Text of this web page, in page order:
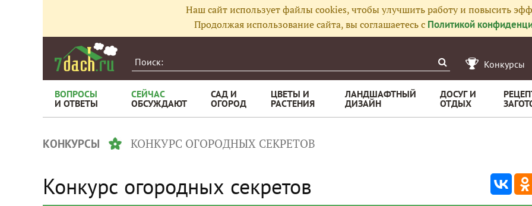
Наш сайт использует файлы cookies, чтобы улучшить работу и повысить
Продолжая использование сайта, вы соглашаетесь с Политикой
Конкурсы
ВОПРОСЫ
И ОТВЕТЫ
СЕЙЧАС
ОБСУЖДАЮТ
САД И
ОГОРОД
ЦВЕТЫ И
РАСТЕНИЯ
ЛАНДШАФТНЫЙ
ДИЗАЙН
ДОСУГ И
ОТДЫХ
КОНКУРСЫ КОНКУРС ОГОРОДНЫХ СЕКРЕТОВ
Конкурс огородных секретов